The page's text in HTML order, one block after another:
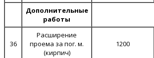
Дополнительные
работы
36
Расширение
проема за пог. м.
(кирпич)
1200